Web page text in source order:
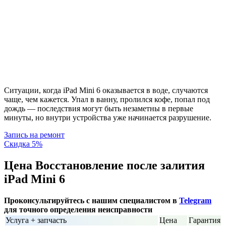
Ситуации, когда iPad Mini 6 оказывается в воде, случаются
чаще, чем кажется. Упал в ванну, пролился кофе, попал под
дождь — последствия могут быть незаметны в первые
минуты, но внутри устройства уже начинается разрушение.
Запись на ремонт
Скидка 5%
Цена Восстановление после залития
iPad Mini 6
Проконсультируйтесь с нашим специалистом в Telegram
для точного определения неисправности
Услуга + запчасть
Цена
Гарантия